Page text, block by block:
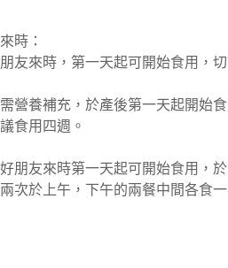
時：
友來時，第一天起可開始食用，
營養補充，於產後第一天起開始
食用四週。
朋友來時第一天起可開始食用，
次於上午，下午的兩餐中間各食